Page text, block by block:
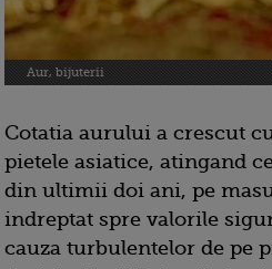
Aur, bijuterii
Cotatia aurului a crescut
pietele asiatice, atingand
din ultimii doi ani, pe
indreptat spre valorile
cauza turbulentelor de pe